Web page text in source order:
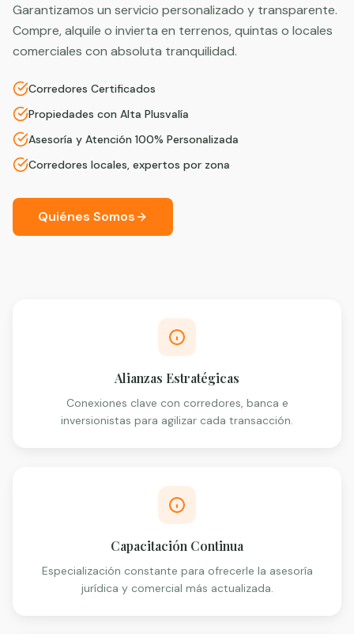
Garantizamos un servicio personalizado y transparente.
Compre, alquile o invierta en terrenos, quintas o locales
comerciales con absoluta tranquilidad.
Corredores Certificados
Propiedades con Alta Plusvalía
Asesoría y Atención 100% Personalizada
Corredores locales, expertos por zona
Quiénes Somos
Alianzas Estratégicas
Conexiones clave con corredores, banca e
inversionistas para agilizar cada transacción.
Capacitación Continua
Especialización constante para ofrecerle la asesoría
jurídica y comercial más actualizada.